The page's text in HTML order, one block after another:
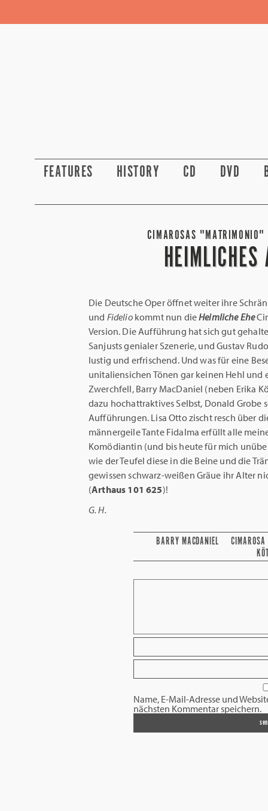
FEATURES HISTORY CD DVD
CIMAROSAS "MATRIMONIO"
Die Deutsche Oper öffnet weiter ihre
und Fideliokommt nun dieHeimliche Ehe
Version. Die Aufführung hat sich gut
Sanjusts genialer Szenerie, und Gustav
lustig und erfrischend. Und was für eine
unitaliensichen Tönen gar keinen Hehl und
Zwerchfell, Barry MacDaniel (neben Erika
dazu hochattraktives Selbst, Donald Grobe
Aufführungen. Lisa Otto zischt resch über
männergeile Tante Fidalma erfüllt alle
Komödiantin (und bis heute für mich
wie der Teufel diese in die Beine und die
gewissen schwarz-weißen Gräue ihr Alter
(Arthaus 101 625)!
G. H.
BARRY MACDANIEL
CIMAROSA
Name, E-Mail-Adresse und
nächsten Kommentar speichern.